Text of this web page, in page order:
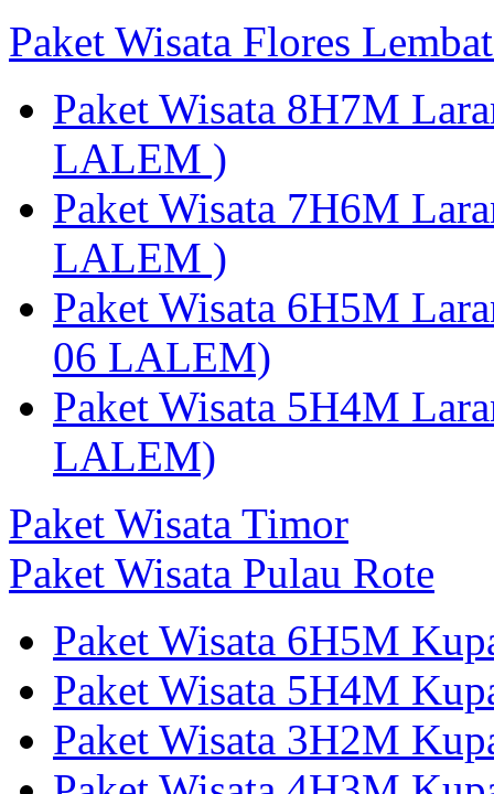
Paket Wisata Flores
Paket Wisata 8H7M
LALEM )
Paket Wisata 7H6M
LALEM )
Paket Wisata 6H5M
06 LALEM)
Paket Wisata 5H4M
LALEM)
Paket Wisata Timor
Paket Wisata Pulau Rote
Paket Wisata 6H5M
Paket Wisata 5H4M
Paket Wisata 3H2M